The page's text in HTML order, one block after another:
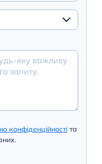
конфіденційностіта